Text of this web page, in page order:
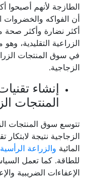
الطازجة لأنهم أصبحوا
أن الفواكه والخضروات
أكثر نضارة وأكثر
الزراعية التقليدية،
في سوق المنتجات
الزجاجية.
إنشاء
المنتجات
تتوسع سوق المنتجات
الزجاجية نتيجة
المائية والزراعة الرأسية
للطاقة. كما تعمل
الإعفاءات الضريبية